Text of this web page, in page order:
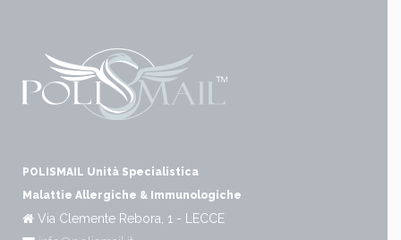
POLISMAIL Unità Specialistica
Malattie Allergiche & Immunologiche
Via Clemente Rebora, 1 - LECCE